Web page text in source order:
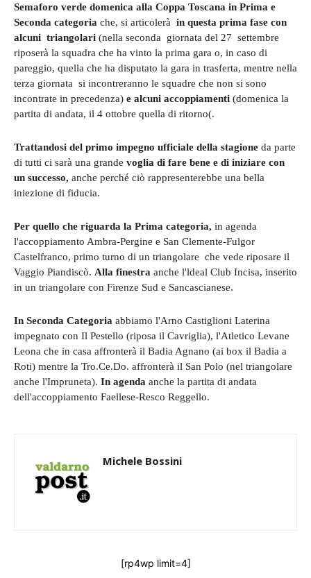
Semaforo verde domenica alla Coppa Toscana in Prima e
Seconda categoria che, si articolerà in questa prima fase con
alcuni triangolari (nella seconda giornata del 27 settembre
riposerà la squadra che ha vinto la prima gara o, in caso di
pareggio, quella che ha disputato la gara in trasferta, mentre nella
terza giornata si incontreranno le squadre che non si sono
incontrate in precedenza) e alcuni accoppiamenti (domenica la
partita di andata, il 4 ottobre quella di ritorno(.
Trattandosi del primo impegno ufficiale della stagione da parte
di tutti ci sarà una grande voglia di fare bene e di iniziare con
un successo, anche perché ciò rappresenterebbe una bella
iniezione di fiducia.
Per quello che riguarda la Prima categoria, in agenda
l'accoppiamento Ambra-Pergine e San Clemente-Fulgor
Castelfranco, primo turno di un triangolare che vede riposare il
Vaggio Piandiscò. Alla finestra anche l'ldeal Club Incisa, inserito
in un triangolare con Firenze Sud e Sancascianese.
In Seconda Categoria abbiamo l'Arno Castiglioni Laterina
impegnato con Il Pestello (riposa il Cavriglia), l'Atletico Levane
Leona che in casa affronterà il Badia Agnano (ai box il Badia a
Roti) mentre la Tro.Ce.Do. affronterà il San Polo (nel triangolare
anche l'Impruneta). In agenda anche la partita di andata
dell'accoppiamento Faellese-Resco Reggello.
Michele Bossini
[rp4wp limit=4]